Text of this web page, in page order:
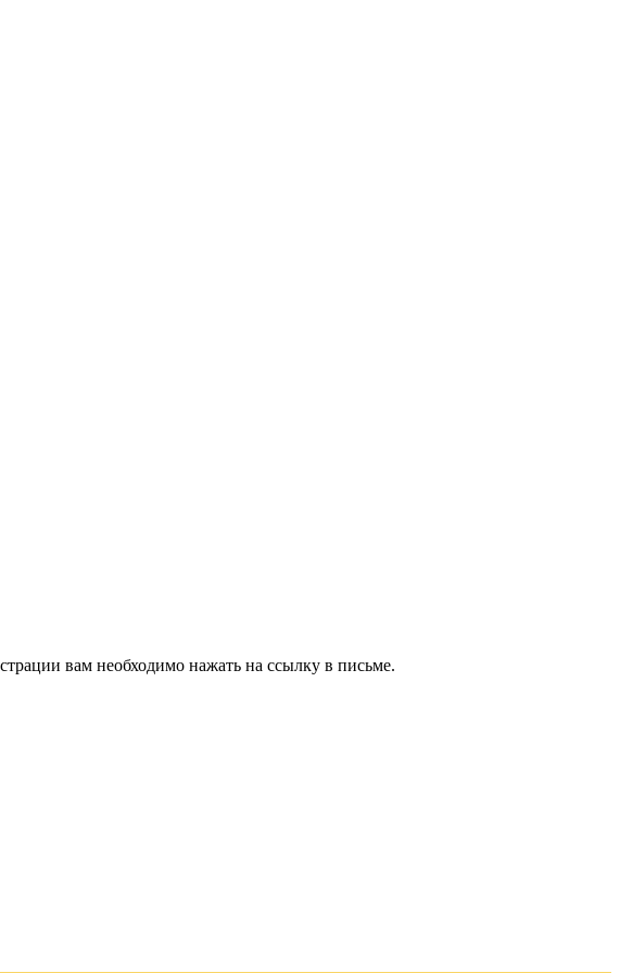
вам необходимо нажать на ссылку в письме.